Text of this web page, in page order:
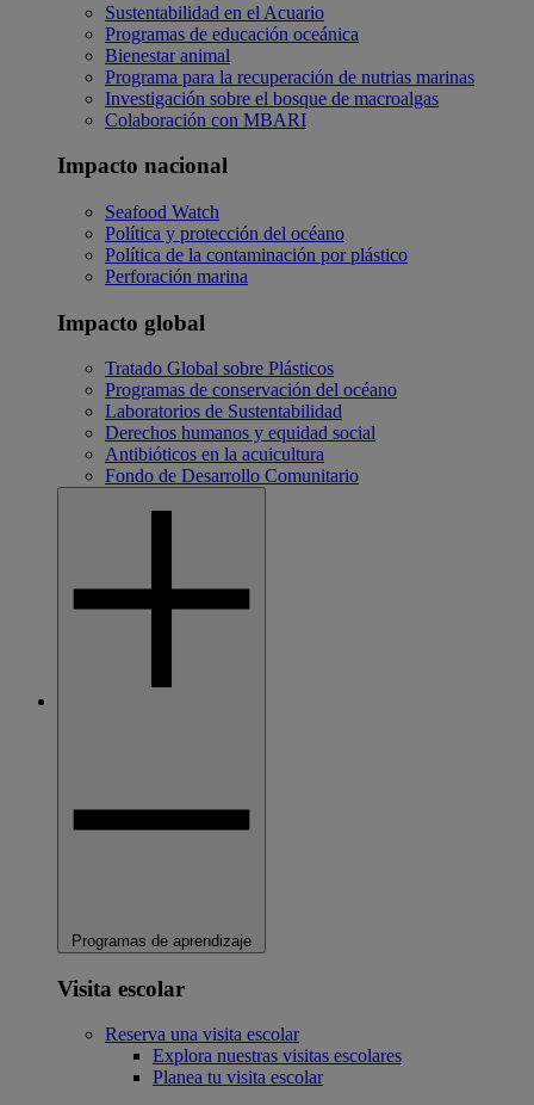
Sustentabilidad en el Acuario
Programas de educación oceánica
Bienestar animal
Programa para la recuperación de nutrias marinas
Investigación sobre el bosque de macroalgas
Colaboración con MBARI
Impacto nacional
Seafood Watch
Política y protección del océano
Política de la contaminación por plástico
Perforación marina
Impacto global
Tratado Global sobre Plásticos
Programas de conservación del océano
Laboratorios de Sustentabilidad
Derechos humanos y equidad social
Antibióticos en la acuicultura
Fondo de Desarrollo Comunitario
Programas de aprendizaje
Visita escolar
Reserva una visita escolar
Explora nuestras visitas escolares
Planea tu visita escolar